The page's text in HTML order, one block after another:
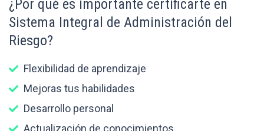
¿Por qué es importante certificarte en
Sistema Integral de Administración del
Riesgo?
Flexibilidad de aprendizaje
Mejoras tus habilidades
Desarrollo personal
Actualización de conocimientos